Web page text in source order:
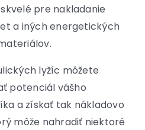
skvelé pre nakladanie
a iných energetických
lyžíc môžete
potenciál vášho
a získať tak nákladovo
môže nahradiť niektoré